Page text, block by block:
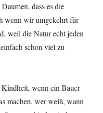
dass es die
wenn wir umgekehrt für
weil die Natur echt jeden
schon viel zu
wenn ein Bauer
machen, wer weiß, wann